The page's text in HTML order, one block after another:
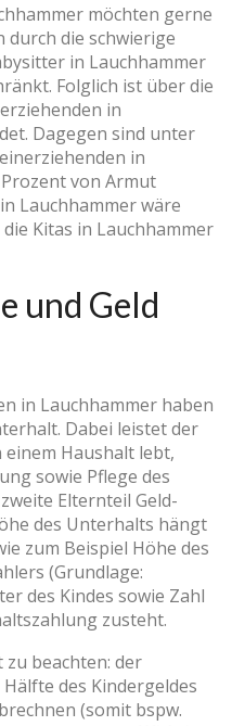
möchten gerne
die schwierige
in Lauchhammer
Folglich ist über die
in
Dagegen sind unter
in
von Armut
Lauchhammer wäre
Kitas in Lauchhammer
und Geld
in Lauchhammer haben
Dabei leistet der
Haushalt lebt,
sowie Pflege des
Elternteil Geld-
des Unterhalts hängt
zum Beispiel Höhe des
(Grundlage:
des Kindes sowie Zahl
zusteht.
zu beachten: der
des Kindergeldes
(somit bspw.